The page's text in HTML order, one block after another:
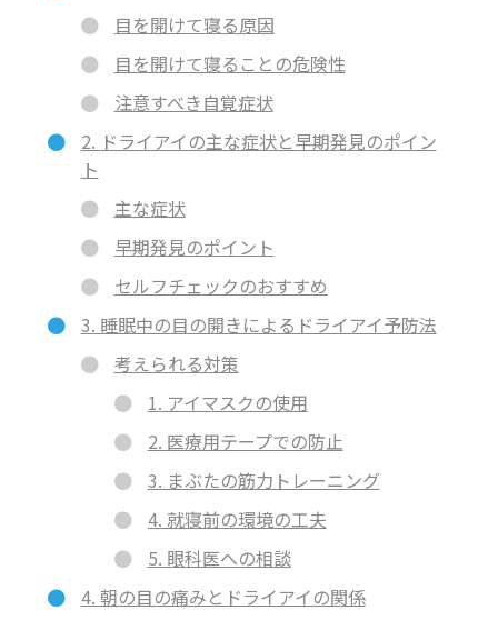
目を開けて寝る原因
目を開けて寝ることの危険性
注意すべき自覚症状
2. ドライアイの主な症状と早期発見のポイン
ト
主な症状
早期発見のポイント
セルフチェックのおすすめ
3. 睡眠中の目の開きによるドライアイ予防法
考えられる対策
1. アイマスクの使用
2. 医療用テープでの防止
3. まぶたの筋力トレーニング
4. 就寝前の環境の工夫
5. 眼科医への相談
4. 朝の目の痛みとドライアイの関係